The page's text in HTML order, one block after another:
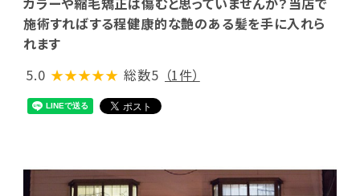
施術すればする程健康的な艶のある髪を手に入れら
れます
5.0 ★★★★★ 総数5 （1件）